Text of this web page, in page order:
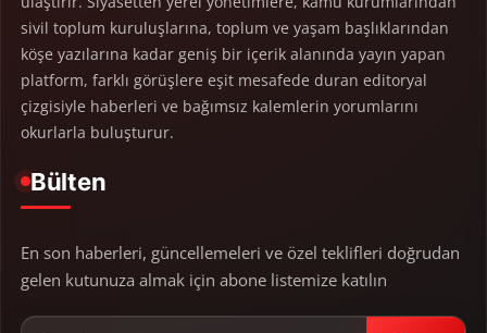
sivil toplum kuruluşlarına, toplum ve yaşam başlıklarından
köşe yazılarına kadar geniş bir içerik alanında yayın yapan
platform, farklı görüşlere eşit mesafede duran editoryal
çizgisiyle haberleri ve bağımsız kalemlerin yorumlarını
okurlarla buluşturur.
Bülten
En son haberleri, güncellemeleri ve özel teklifleri doğrudan
gelen kutunuza almak için abone listemize katılın